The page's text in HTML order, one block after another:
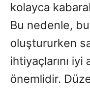
kolayca
Bu nedenle,
oluştururken
ihtiyaçlarını
önemlidir.